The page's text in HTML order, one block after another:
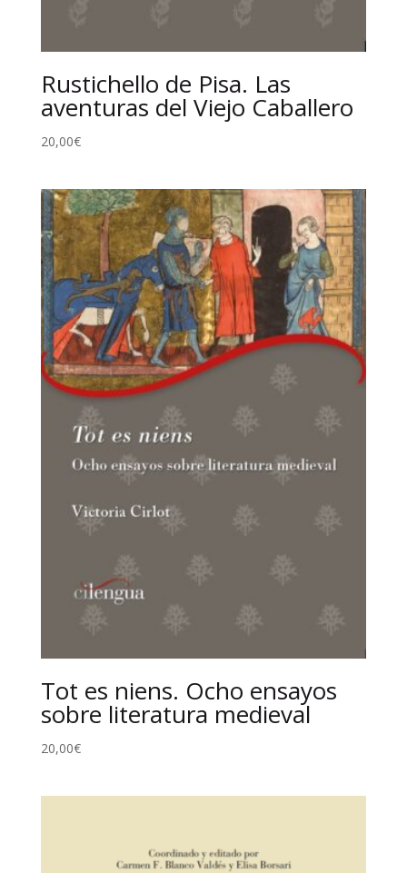
Rustichello de Pisa. Las
aventuras del Viejo Caballero
20,00€
Tot es niens. Ocho ensayos
sobre literatura medieval
20,00€